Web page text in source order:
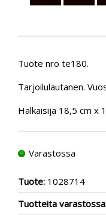
Tuote nro te180.
Tarjoilulautanen.
Halkaisija 18,5 cm x
Varastossa
Tuote: 1028714
Tuotteita